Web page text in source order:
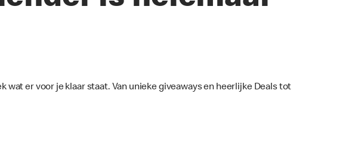
wat er voor je klaar staat. Van unieke giveaways en heerlijke Deals tot